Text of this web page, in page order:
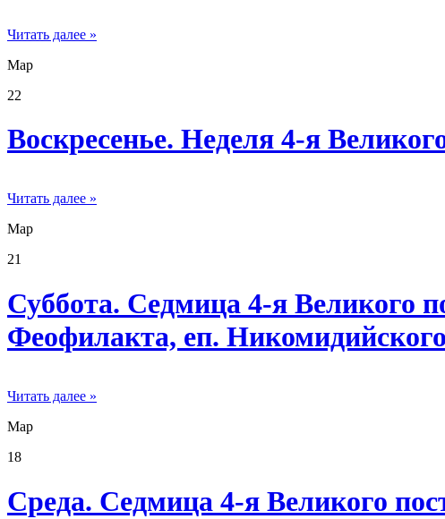
Читать далее »
Мар
22
Воскресенье. Неделя 4-я
Читать далее »
Мар
21
Суббота. Седмица 4-я Великого
Феофилакта, еп.
Читать далее »
Мар
18
Среда. Седмица 4-я Великого